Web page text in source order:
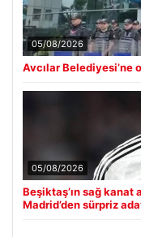
05/08/2026
Avcılar Belediyesi’ne
05/08/2026
Beşiktaş’ın sağ kanat
Madrid’den sürpriz